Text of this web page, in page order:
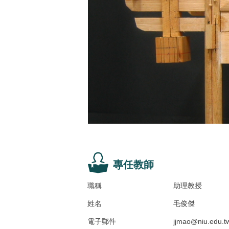
專任教師
職稱 助理教授
姓名 毛俊傑
電子郵件